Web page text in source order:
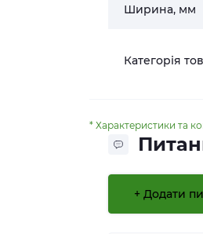
Ширина, мм
Категорія
* Характеристики та
+ Додати